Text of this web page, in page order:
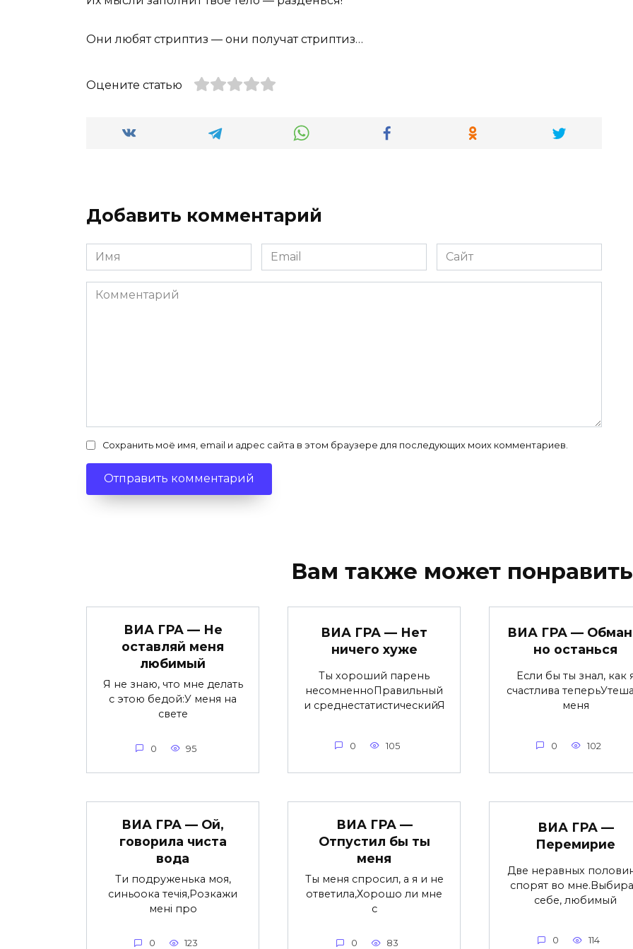
Они любят стриптиз — они получат стриптиз…
Оцените статью
Добавить комментарий
Имя
*
Email
*
Сайт
Комментарий
Сохранить моё имя, email и адрес сайта в этом браузере для последующих моих комментариев.
Вам также может
ВИА ГРА — Не
оставляй меня
любимый
Я не знаю, что мне делать
с этою бедой:У меня на
свете
0 95
ВИА ГРА — Нет
ничего хуже
Ты хороший парень
несомненноПравильный
и среднестатистическийЯ
0 105
ВИА ГРА —
но останься
Если бы ты знал, как
счастлива
меня
0 102
ВИА ГРА — Ой,
говорила чиста
вода
Ти подруженька моя,
синьоока течія,Розкажи
мені про
0 123
ВИА ГРА —
Отпустил бы ты
меня
Ты меня спросил, а я и не
ответила,Хорошо ли мне
с
0 83
ВИА ГРА —
Перемирие
Две неравных
спорят во
себе, любимый
0 114